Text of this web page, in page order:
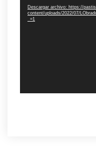
vídeo
Descargar archivo: https://
content/uploads/2022/07/
_=1